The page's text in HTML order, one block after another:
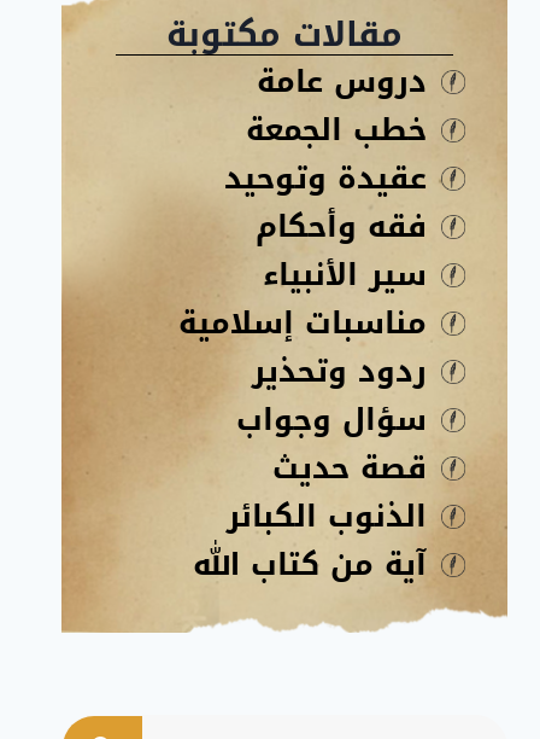
مقالات مكتوبة
دروس عامة
خطب الجمعة
عقيدة وتوحيد
فقه وأحكام
سير الأنبياء
مناسبات إسلامية
ردود وتحذير
سؤال وجواب
قصة حديث
الذنوب الكبائر
آية من كتاب الله